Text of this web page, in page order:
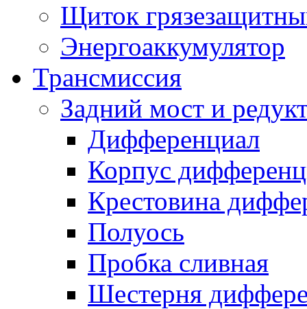
Щиток
Энергоаккумулятор
Трансмиссия
Задний мост и
Дифференциал
Корпус
Крестовина
Полуось
Пробка сливная
Шестерня